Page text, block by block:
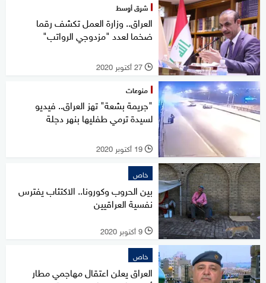
شرق أوسط
العراق.. وزارة العمل تكشف رقما
ضخما لعدد "مزدوجي الرواتب"
l 27 أكتوبر 2020
منوعات
"جريمة بشعة" تهز العراق.. فيديو
لسيدة ترمي طفليها بنهر دجلة
l 19 أكتوبر 2020
خاص
بين الحروب وكورونا.. الاكتئاب يفترس
نفسية العراقيين
l 9 أكتوبر 2020
خاص
العراق يعلن اعتقال مهاجمي مطار